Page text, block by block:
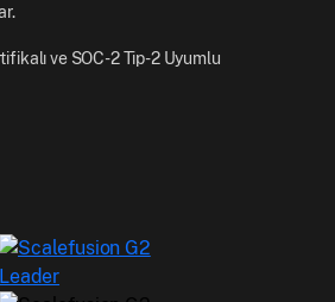
ve SOC-2 Tip-2 Uyumlu